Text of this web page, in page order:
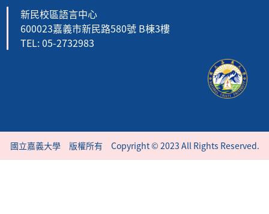
新民校區語言中心
600023嘉義市新民路580號 B棟3樓
TEL: 05-2732983
國立嘉義大學 版權所有 Copyright © 2023 All Rights Reserved.